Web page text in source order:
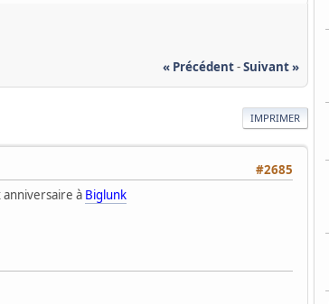
« Précédent-Suivant »
IMPRIMER
#2685
à Biglunk